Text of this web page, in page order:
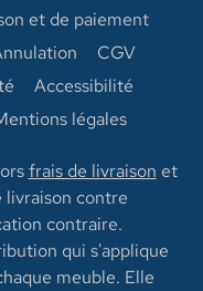
et de paiement
CGV
Accessibilité
légales
frais de livraison et
livraison contre
contraire.
qui s'applique
meuble. Elle